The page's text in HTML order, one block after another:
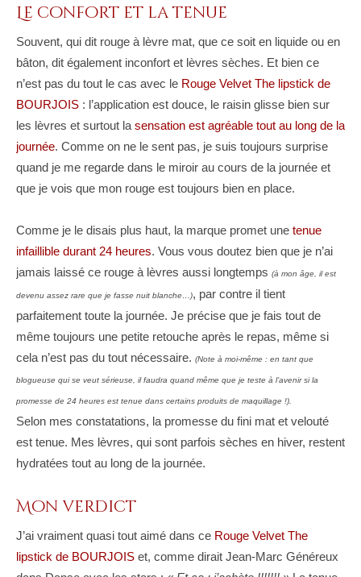
Le confort et la tenue
Souvent, qui dit rouge à lèvre mat, que ce soit en liquide ou en
bâton, dit également inconfort et lèvres sèches. Et bien ce
n’est pas du tout le cas avec le Rouge Velvet The lipstick de
BOURJOIS : l’application est douce, le raisin glisse bien sur
les lèvres et surtout la sensation est agréable tout au long de la
journée. Comme on ne le sent pas, je suis toujours surprise
quand je me regarde dans le miroir au cours de la journée et
que je vois que mon rouge est toujours bien en place.
Comme je le disais plus haut, la marque promet une tenue
infaillible durant 24 heures. Vous vous doutez bien que je n’ai
jamais laissé ce rouge à lèvres aussi longtemps (à mon âge, il est
devenu assez rare que je fasse nuit blanche…), par contre il tient
parfaitement toute la journée. Je précise que je fais tout de
même toujours une petite retouche après le repas, même si
cela n’est pas du tout nécessaire. (Note à moi-même : en tant que
blogueuse qui se veut sérieuse, il faudra quand même que je teste à l’avenir si la
promesse de 24 heures est tenue dans certains produits de maquillage !).
Selon mes constatations, la promesse du fini mat et velouté
est tenue. Mes lèvres, qui sont parfois sèches en hiver, restent
hydratées tout au long de la journée.
Mon verdict
J’ai vraiment quasi tout aimé dans ce Rouge Velvet The
lipstick de BOURJOIS et, comme dirait Jean-Marc Généreux